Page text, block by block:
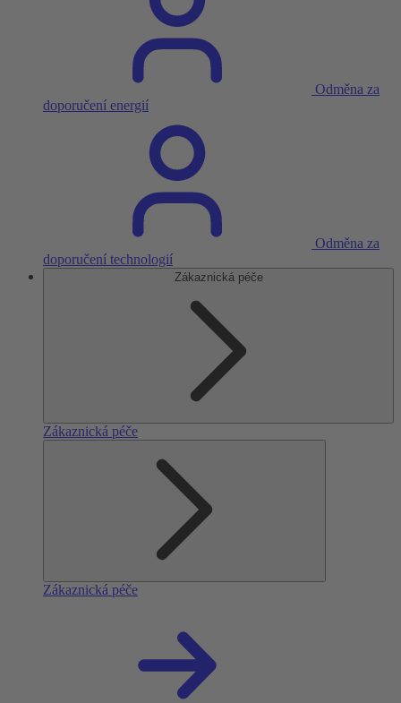
Odměna za
doporučení energií
Odměna za
doporučení technologií
Zákaznická péče
Zákaznická péče
Zákaznická péče